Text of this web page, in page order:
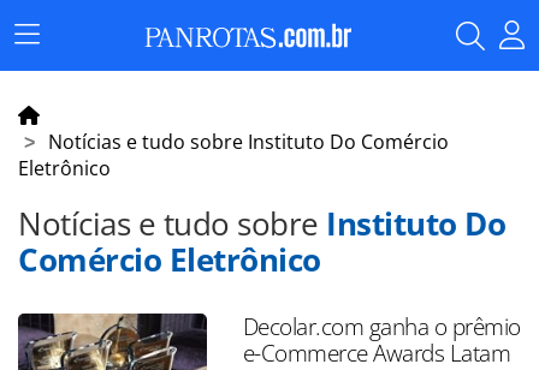
Menu
Principal
Notícias e tudo sobre Instituto Do Comércio
Eletrônico
Notícias e tudo sobre Instituto Do
Comércio Eletrônico
Decolar.com ganha o prêmio
e-Commerce Awards Latam